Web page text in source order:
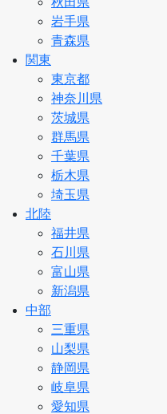
岩手県
青森県
関東
東京都
神奈川県
茨城県
群馬県
千葉県
栃木県
埼玉県
北陸
福井県
石川県
富山県
新潟県
中部
三重県
山梨県
静岡県
岐阜県
愛知県